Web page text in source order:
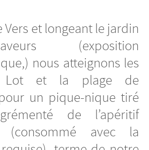
Vers et longeant le jardin
(exposition
nous atteignons les
Lot et la plage de
un pique-nique tiré
de l’apéritif
(consommé avec la